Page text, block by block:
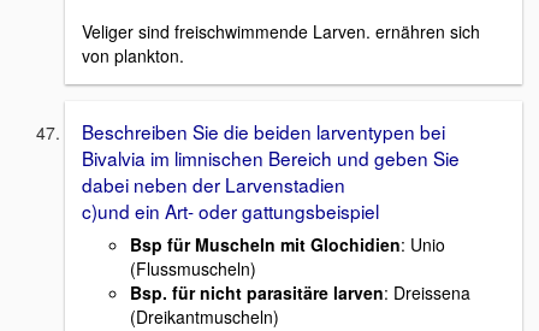
Veliger sind freischwimmende Larven. ernähren sich
von plankton.
Beschreiben Sie die beiden larventypen bei
Bivalvia im limnischen Bereich und geben Sie
dabei neben der Larvenstadien
c)und ein Art- oder gattungsbeispiel
Bsp für Muscheln mit Glochidien: Unio
(Flussmuscheln)
Bsp. für nicht parasitäre larven: Dreissena
(Dreikantmuscheln)